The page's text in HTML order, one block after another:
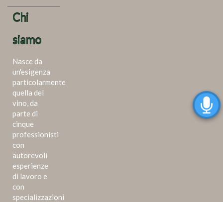
Chi
siamo
Nasce da
un'esigenza
particolarmente
quella del
vino, da
parte di
cinque
professionisti
con
autorevoli
esperienze
di lavoro e
con
specializzazioni